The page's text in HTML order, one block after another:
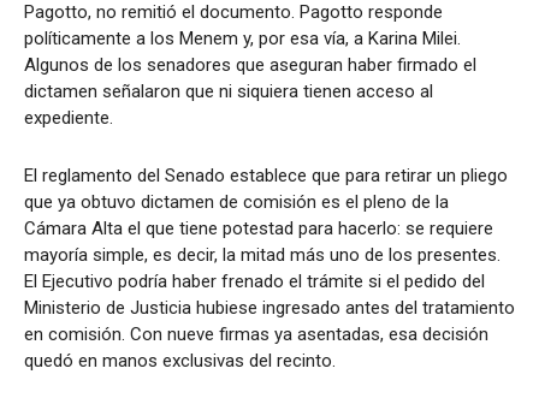
Pagotto, no remitió el documento. Pagotto responde
políticamente a los Menem y, por esa vía, a Karina Milei.
Algunos de los senadores que aseguran haber firmado el
dictamen señalaron que ni siquiera tienen acceso al
expediente.
El reglamento del Senado establece que para retirar un pliego
que ya obtuvo dictamen de comisión es el pleno de la
Cámara Alta el que tiene potestad para hacerlo: se requiere
mayoría simple, es decir, la mitad más uno de los presentes.
El Ejecutivo podría haber frenado el trámite si el pedido del
Ministerio de Justicia hubiese ingresado antes del tratamiento
en comisión. Con nueve firmas ya asentadas, esa decisión
quedó en manos exclusivas del recinto.